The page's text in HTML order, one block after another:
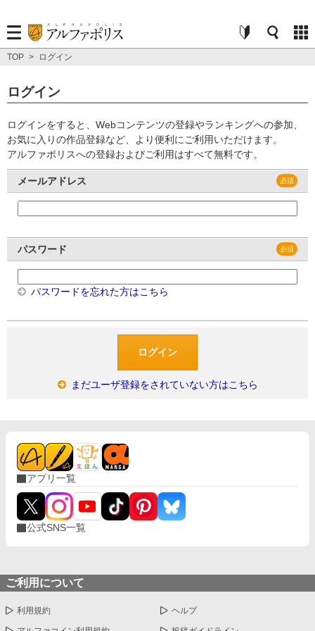
TOP > ログイン
ログイン
ログインをすると、Webコンテンツの登録やランキングへの参加、
お気に入りの作品登録など、より便利にご利用いただけます。
アルファポリスへの登録およびご利用はすべて無料です。
メールアドレス
パスワード
パスワードを忘れた方はこちら
まだユーザ登録をされていない方はこちら
アプリ一覧
公式SNS一覧
ご利用について
利用規約 ヘルプ